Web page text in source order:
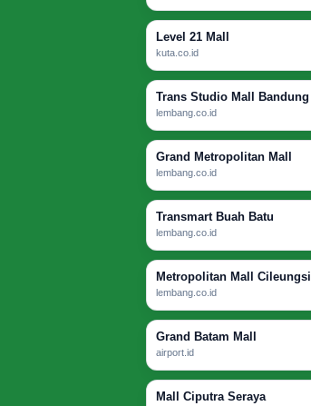
Level 21 Mall
kuta.co.id
Trans Studio Mall Bandung
lembang.co.id
Grand Metropolitan Mall
lembang.co.id
Transmart Buah Batu
lembang.co.id
Metropolitan Mall Cileungsi
lembang.co.id
Grand Batam Mall
airport.id
Mall Ciputra Seraya